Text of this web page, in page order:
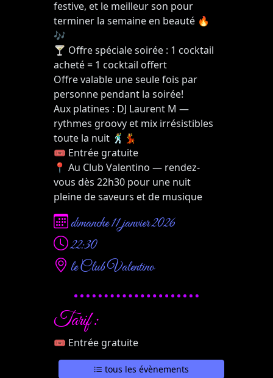
festive, et le meilleur son pour
terminer la semaine en beauté 🔥
🎶
🍸 Offre spéciale soirée : 1 cocktail
acheté = 1 cocktail offert
Offre valable une seule fois par
personne pendant la soirée!
Aux platines : DJ Laurent M —
rythmes groovy et mix irrésistibles
toute la nuit 🕺💃
🎟 Entrée gratuite
📍 Au Club Valentino — rendez-
vous dès 22h30 pour une nuit
pleine de saveurs et de musique
dimanche 11 janvier 2026
22:30
le Club Valentino
Tarif :
🎟 Entrée gratuite
tous les évènements